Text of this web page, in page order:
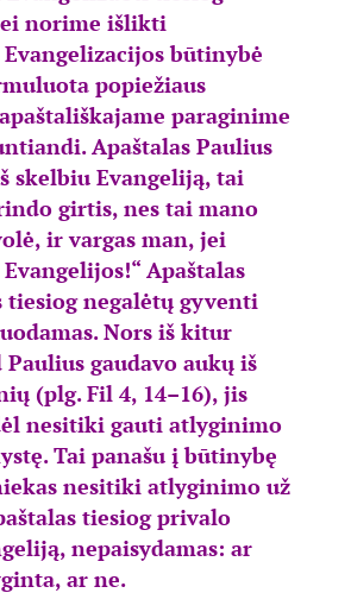
norime išlikti
būtinybė
popiežiaus
paraginime
Apaštalas Paulius
skelbiu Evangeliją, tai
girtis, nes tai mano
ir vargas man, jei
Apaštalas
tiesiog negalėtų gyventi
Nors iš kitur
gaudavo aukų iš
(plg. Fil 4, 14–16), jis
nesitiki gauti atlyginimo
Tai panašu į būtinybę
nesitiki atlyginimo už
tiesiog privalo
nepaisydamas: ar
ar ne.